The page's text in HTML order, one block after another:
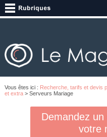
Vous êtes ici : Recherche, tarifs et devis
et extra> Serveurs Mariage
Demandez
votre